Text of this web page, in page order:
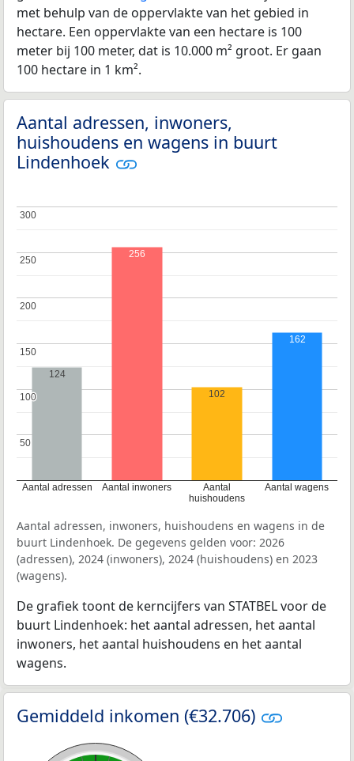
met behulp van de oppervlakte van het gebied in
hectare. Een oppervlakte van een hectare is 100
meter bij 100 meter, dat is 10.000 m² groot. Er gaan
100 hectare in 1 km².
Aantal adressen, inwoners,
huishoudens en wagens in buurt
Lindenhoek
Aantal adressen Aantal inwoners
Aantal
huishoudens
Aantal wagens
50
50
100
100
150
150
200
200
250
250
300
300
124
256
102
162
Aantal adressen, inwoners, huishoudens en wagens in de
buurt Lindenhoek. De gegevens gelden voor: 2026
(adressen), 2024 (inwoners), 2024 (huishoudens) en 2023
(wagens).
De grafiek toont de kerncijfers van STATBEL voor de
buurt Lindenhoek: het aantal adressen, het aantal
inwoners, het aantal huishoudens en het aantal
wagens.
Gemiddeld inkomen (€32.706)